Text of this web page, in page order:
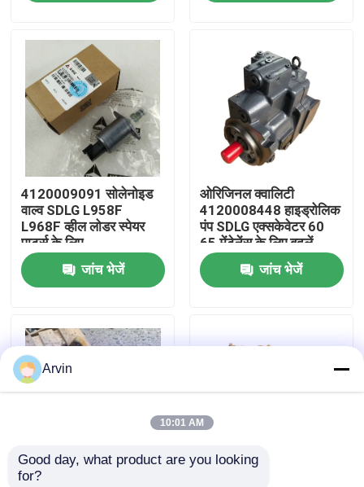
उत्पाद
हमारे बारे में
फैक्टरी यात्रा
गुणवत्ता नियंत्रण
हमसे संपर्क करें
एक बोली का अनुरोध
कमिंस स्पेयर पार्ट्स
4120009091 सोलेनोइड
वाल्व SDLG L958F
L968F व्हील लोडर स्पेयर
पार्ट्स के लिए
जांच भेजें
ओरिजिनल क्वालिटी
4120008448 हाइड्रोलिक
पंप SDLG एक्सकेवेटर 60
65 मेंटेनेंस के लिए बदलें
जांच भेजें
4110002988 ब्रेक
Arvin
10:01 AM
Good day, what product are you looking
for?